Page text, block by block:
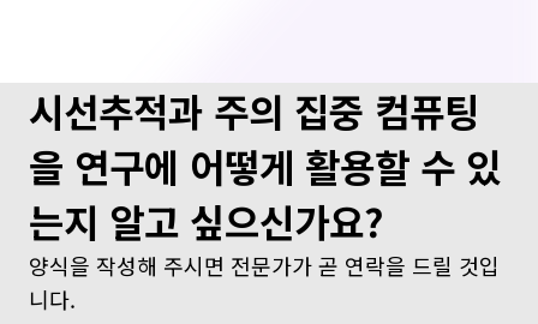
시선추적과 주의 집중 컴퓨팅
을 연구에 어떻게 활용할 수 있
는지 알고 싶으신가요?
양식을 작성해 주시면 전문가가 곧 연락을 드릴 것입
니다.